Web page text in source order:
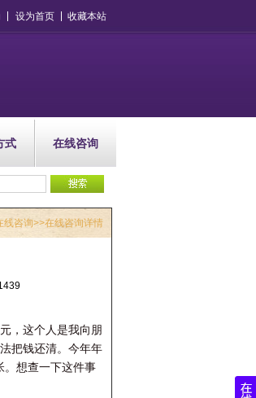
设为首页 收藏本站
式 在线咨询
线咨询>>在线咨询详情
，这个人是我向朋
把钱还清。今年年
。想查一下这件事